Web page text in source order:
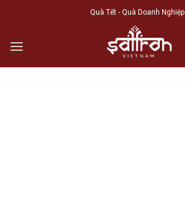
Quà Tết - Quà Doanh Nghiệp